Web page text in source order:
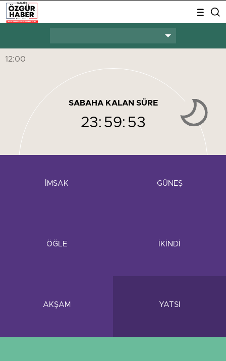
12:00
SABAHA KALAN SÜRE
23: 59: 53
İMSAK GÜNEŞ
ÖĞLE İKİNDİ
AKŞAM YATSI